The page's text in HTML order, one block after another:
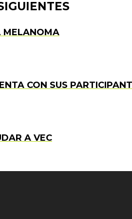
MELANOMA
CON SUS
A VEC